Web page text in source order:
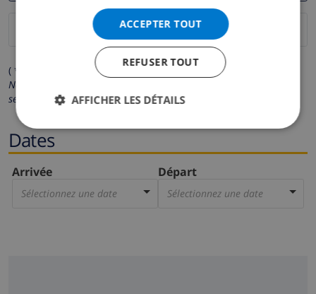
( * Les champs avec un astérisque sont obligatoires )
Nous respectons votre vie privée.
seront pas communiquées à des tiers.
Dates
Arrivée
Sélectionnez une date
Départ
Sélectionnez une date
ACCEPTER TOUT
REFUSER TOUT
AFFICHER LES DÉTAILS